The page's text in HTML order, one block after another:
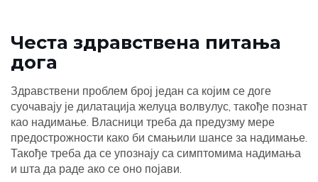
Честа здравствена питања
дога
Здравствени проблем број један са којим се доге
суочавају је дилатација желуца волвулус, такође познат
као надимање. Власници треба да предузму мере
предострожности како би смањили шансе за надимање.
Такође треба да се упознају са симптомима надимања
и шта да раде ако се оно појави.